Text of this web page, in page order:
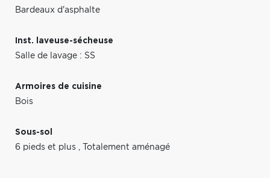
Bardeaux d'asphalte
Inst. laveuse-sécheuse
Salle de lavage : SS
Armoires de cuisine
Bois
Sous-sol
6 pieds et plus , Totalement aménagé